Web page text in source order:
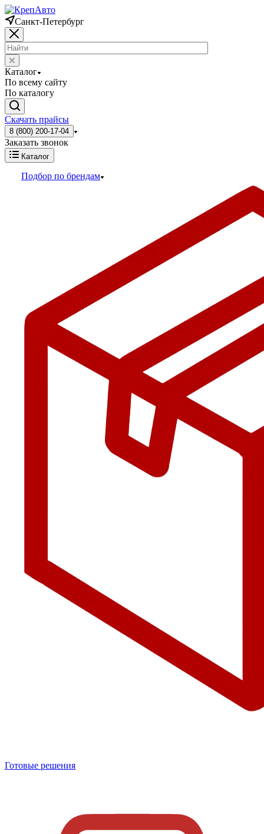
Санкт-Петербург
Каталог
По всему сайту
По каталогу
Скачать прайсы
8 (800) 200-17-04
Заказать звонок
Каталог
Подбор по брендам
Готовые решения